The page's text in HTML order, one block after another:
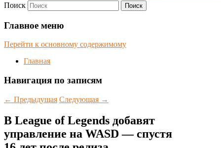
Поиск
Главное меню
Перейти к основному содержимому
Главная
Навигация по записям
← Предыдущая Следующая →
В League of Legends добавят
управление на WASD — спустя